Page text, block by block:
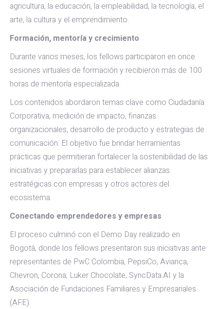
agricultura, la educación, la empleabilidad, la tecnología, el
arte, la cultura y el emprendimiento.
Formación, mentoría y crecimiento
Durante varios meses, los fellows participaron en once
sesiones virtuales de formación y recibieron más de 100
horas de mentoría especializada.
Los contenidos abordaron temas clave como Ciudadanía
Corporativa, medición de impacto, finanzas
organizacionales, desarrollo de producto y estrategias de
comunicación. El objetivo fue brindar herramientas
prácticas que permitieran fortalecer la sostenibilidad de las
iniciativas y prepararlas para establecer alianzas
estratégicas con empresas y otros actores del
ecosistema.
Conectando emprendedores y empresas
El proceso culminó con el Demo Day realizado en
Bogotá, donde los fellows presentaron sus iniciativas ante
representantes de PwC Colombia, PepsiCo, Avianca,
Chevron, Corona, Luker Chocolate, SyncData.AI y la
Asociación de Fundaciones Familiares y Empresariales
(AFE).